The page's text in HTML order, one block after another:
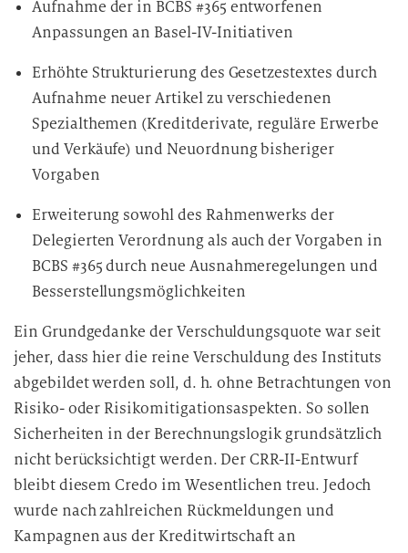
Aufnahme der in BCBS #365 entworfenen
Anpassungen an Basel-IV-Initiativen
Erhöhte Strukturierung des Gesetzestextes durch
Aufnahme neuer Artikel zu verschiedenen
Spezialthemen (Kreditderivate, reguläre Erwerbe
und Verkäufe) und Neuordnung bisheriger
Vorgaben
Erweiterung sowohl des Rahmenwerks der
Delegierten Verordnung als auch der Vorgaben in
BCBS #365 durch neue Ausnahmeregelungen und
Besserstellungsmöglichkeiten
Ein Grundgedanke der Verschuldungsquote war seit
jeher, dass hier die reine Verschuldung des Instituts
abgebildet werden soll, d. h. ohne Betrachtungen von
Risiko- oder Risikomitigationsaspekten. So sollen
Sicherheiten in der Berechnungslogik grundsätzlich
nicht berücksichtigt werden. Der CRR-II-Entwurf
bleibt diesem Credo im Wesentlichen treu. Jedoch
wurde nach zahlreichen Rückmeldungen und
Kampagnen aus der Kreditwirtschaft an